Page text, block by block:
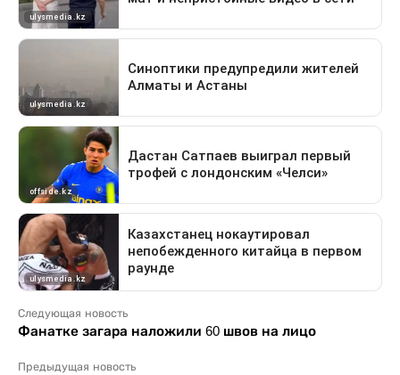
Следующая новость
Фанатке загара наложили 60 швов на лицо
Предыдущая новость